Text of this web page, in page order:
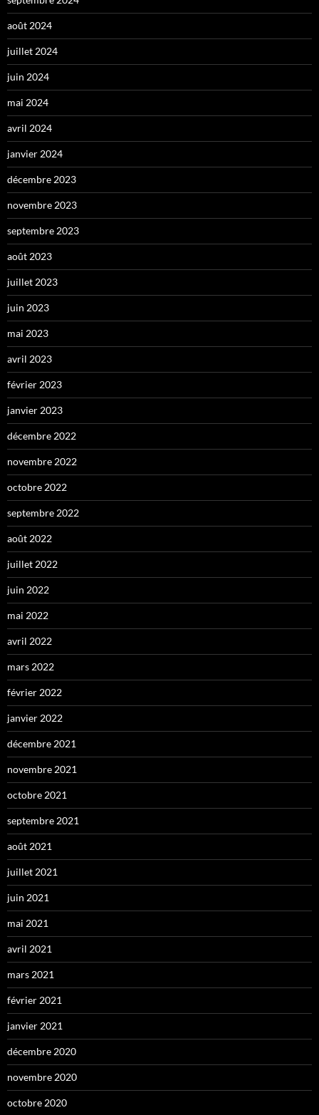
août 2024
juillet 2024
juin 2024
mai 2024
avril 2024
janvier 2024
décembre 2023
novembre 2023
septembre 2023
août 2023
juillet 2023
juin 2023
mai 2023
avril 2023
février 2023
janvier 2023
décembre 2022
novembre 2022
octobre 2022
septembre 2022
août 2022
juillet 2022
juin 2022
mai 2022
avril 2022
mars 2022
février 2022
janvier 2022
décembre 2021
novembre 2021
octobre 2021
septembre 2021
août 2021
juillet 2021
juin 2021
mai 2021
avril 2021
mars 2021
février 2021
janvier 2021
décembre 2020
novembre 2020
octobre 2020